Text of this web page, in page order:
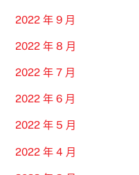
2022 年 9 月
2022 年 8 月
2022 年 7 月
2022 年 6 月
2022 年 5 月
2022 年 4 月